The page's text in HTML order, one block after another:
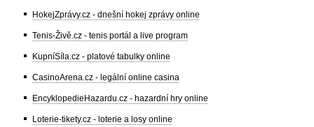
HokejZprávy.cz - dnešní hokej zprávy online
Tenis-Živě.cz - tenis portál a live program
KupníSíla.cz - platové tabulky online
CasinoArena.cz - legální online casina
EncyklopedieHazardu.cz - hazardní hry online
Loterie-tikety.cz - loterie a losy online